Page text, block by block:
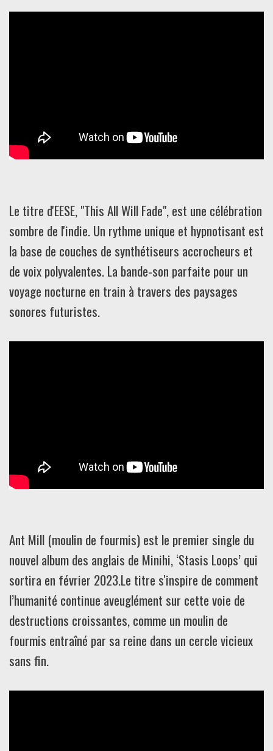
Le titre d'EESE, "This All Will Fade", est une célébration
sombre de l'indie. Un rythme unique et hypnotisant est
la base de couches de synthétiseurs accrocheurs et
de voix polyvalentes. La bande-son parfaite pour un
voyage nocturne en train à travers des paysages
sonores futuristes.
Ant Mill (moulin de fourmis) est le premier single du
nouvel album des anglais de Minihi, ‘Stasis Loops’ qui
sortira en février 2023.Le titre s'inspire de comment
l’humanité continue aveuglément sur cette voie de
destructions croissantes, comme un moulin de
fourmis entraîné par sa reine dans un cercle vicieux
sans fin.